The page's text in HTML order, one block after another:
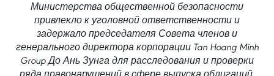
Министерства общественной безопасности
привлекло к уголовной ответственности и
задержало председателя Совета членов и
генерального директора корпорации Tan Hoang Minh
Group До Ань Зунга для расследования и проверки